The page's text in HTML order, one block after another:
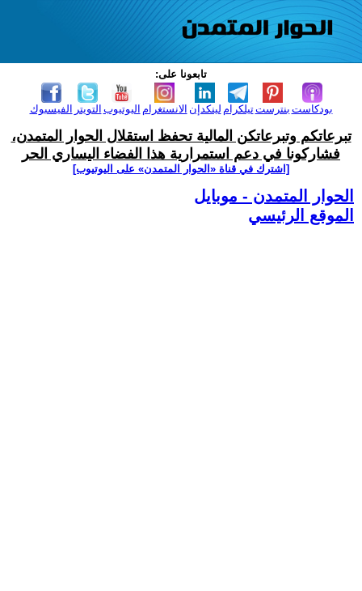
تابعونا على:
الفيسبوك التويتر اليوتيوب الانستغرام لينكدإن تيلكرامبنترست بودكاست
تبرعاتكم وتبرعاتكن المالية تحفظ استقلال الحوار المتمدن،
فشاركونا في دعم استمرارية هذا الفضاء اليساري الحر
[اشترك في قناة ‫«الحوار المتمدن» على اليوتيوب]
الحوار المتمدن - موبايل
الموقع الرئيسي